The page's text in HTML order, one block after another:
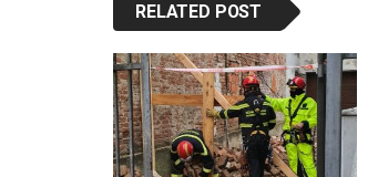
RELATED POST